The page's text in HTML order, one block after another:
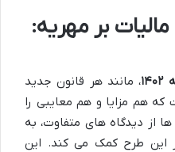
بر مهریه:
، مانند هر قانون جدید
که هم مزایا و هم معایبی را
از دیدگاه های متفاوت، به
این طرح کمک می کند. این